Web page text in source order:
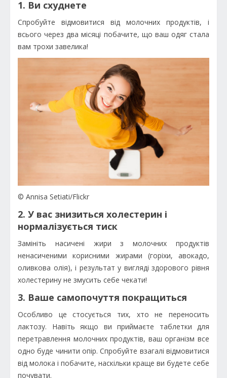
1. Ви схуднете
Спробуйте відмовитися від молочних продуктів, і
всього через два місяці побачите, що ваш одяг стала
вам трохи завелика!
© Annisa Setiati/Flickr
2. У вас знизиться холестерин і
нормалізується тиск
Замініть насичені жири з молочних продуктів
ненасиченими корисними жирами (горіхи, авокадо,
оливкова олія), і результат у вигляді здорового рівня
холестерину не змусить себе чекати!
3. Ваше самопочуття покращиться
Особливо це стосується тих, хто не переносить
лактозу. Навіть якщо ви приймаєте таблетки для
перетравлення молочних продуктів, ваш організм все
одно буде чинити опір. Спробуйте взагалі відмовитися
від молока і побачите, наскільки краще ви будете себе
почувати.